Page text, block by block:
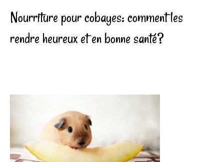
Nourriture pour cobayes: comment les
rendre heureux et en bonne santé?